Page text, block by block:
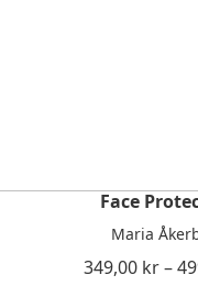
Face
Maria
349,00 kr–